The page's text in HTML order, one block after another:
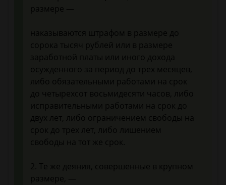
размере —
наказываются штрафом в размере до
сорока тысяч рублей или в размере
заработной платы или иного дохода
осужденного за период до трех месяцев,
либо обязательными работами на срок
до четырехсот восьмидесяти часов, либо
исправительными работами на срок до
двух лет, либо ограничением свободы на
срок до трех лет, либо лишением
свободы на тот же срок.
2. Те же деяния, совершенные в крупном
размере, —